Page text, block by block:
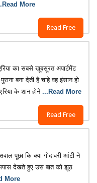
Read Free
More
Read Free
का सबसे खूबसूरत अपार्टमेंट
बना देती है चाहे वह इंसान हो
के शान होने ...Read More
पूछा कि क्या गोदावरी आंटी ने
देखते हुए उस बात को झूठ
More